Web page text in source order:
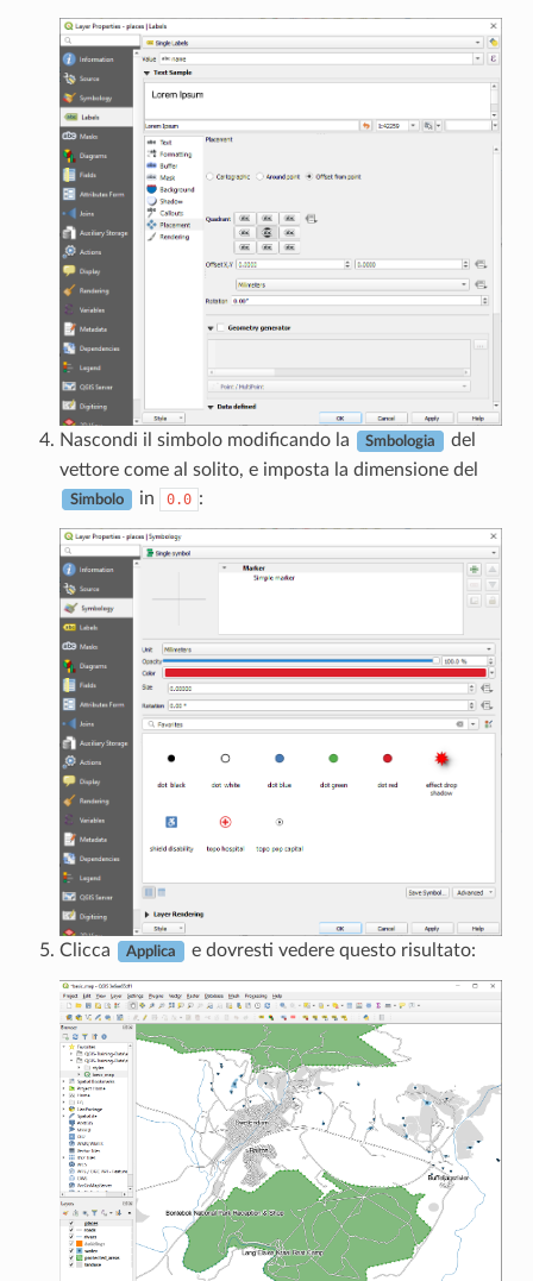
Nascondi il simbolo modificando la Smbologia
del
vettore come al solito, e imposta la dimensione del
Simbolo in 0.0 :
Clicca Applica e dovresti vedere questo risultato: